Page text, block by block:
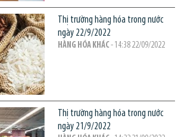
Thị trường hàng hóa trong nước
ngày 22/9/2022
HÀNG HÓA KHÁC - 14:38 22/09/2022
Thị trường hàng hóa trong nước
ngày 21/9/2022